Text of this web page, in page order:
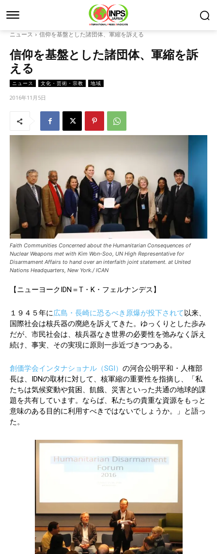
ニュース 信仰を基盤とした諸団体、軍縮を訴える
信仰を基盤とした諸団体、軍縮を訴
える
ニュース 文化・芸術・宗教 地域
2016年11月5日
Faith Communities Concerned about the Humanitarian Consequences of
Nuclear Weapons met with Kim Won-Soo, UN High Representative for
Disarmament Affairs to hand over an interfaith joint statement. at United
Nations Headquarters, New York./ ICAN
【ニューヨークIDN＝T・K・フェルナンデス】
１９４５年に広島・長崎に恐るべき原爆が投下されて以来、
国際社会は核兵器の廃絶を訴えてきた。ゆっくりとした歩み
だが、市民社会は、核兵器なき世界の必要性を弛みなく訴え
続け、事実、その実現に原則一歩近づきつつある。
創価学会インタナショナル（SGI） の河合公明平和・人権部
長は、IDNの取材に対して、核軍縮の重要性を指摘し、「私
たちは気候変動や貧困、飢餓、災害といった共通の地球的課
題を共有しています。ならば、私たちの貴重な資源をもっと
意味のある目的に利用すべきではないでしょうか。」と語っ
た。